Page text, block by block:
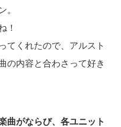
。
！
てくれたので、アルスト
の内容と合わさって好き
曲がならび、各ユニット